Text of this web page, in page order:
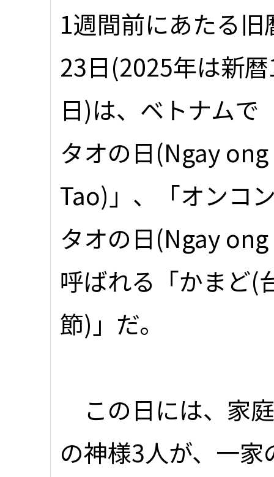
1週間前にあたる旧
23日(2025年は新
日)は、ベトナムで
タオの日(Ngay ong
Tao)」、「オンコ
タオの日(Ngay
呼ばれる「かまど(
節)」だ。
この日には、家
の神様3人が、一